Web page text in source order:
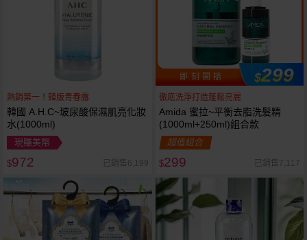
熱銷第一！韓版青春露
韓國 A.H.C~玻尿酸保濕肌亮化妝
水(1000ml)
現賺美幣
$972 已銷售6,199
即 刻 開 搶 $299
徹底洗淨打造蓬鬆亮麗
Amida 蜜拉~平衡去脂洗髮精
(1000ml+250ml)組合款
超值組合
$299 已銷售7,117